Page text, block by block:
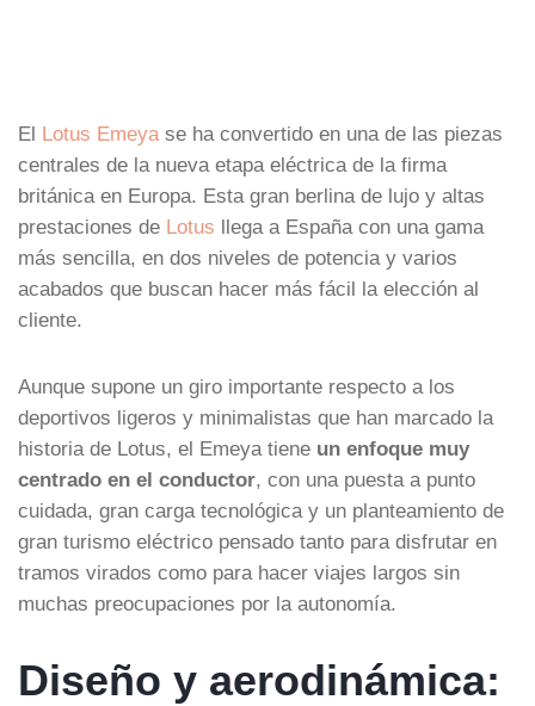
El Lotus Emeya se ha convertido en una de las piezas
centrales de la nueva etapa eléctrica de la firma
británica en Europa. Esta gran berlina de lujo y altas
prestaciones de Lotus llega a España con una gama
más sencilla, en dos niveles de potencia y varios
acabados que buscan hacer más fácil la elección al
cliente.
Aunque supone un giro importante respecto a los
deportivos ligeros y minimalistas que han marcado la
historia de Lotus, el Emeya tiene un enfoque muy
centrado en el conductor, con una puesta a punto
cuidada, gran carga tecnológica y un planteamiento de
gran turismo eléctrico pensado tanto para disfrutar en
tramos virados como para hacer viajes largos sin
muchas preocupaciones por la autonomía.
Diseño y aerodinámica: